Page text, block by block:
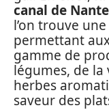
canal de
l’on trouve
permettant
gamme de
légumes, de la
herbes
saveur des